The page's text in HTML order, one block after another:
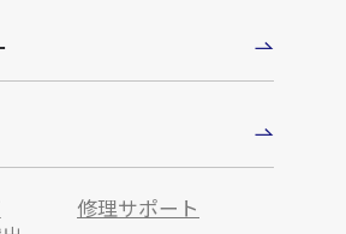
修理サポート